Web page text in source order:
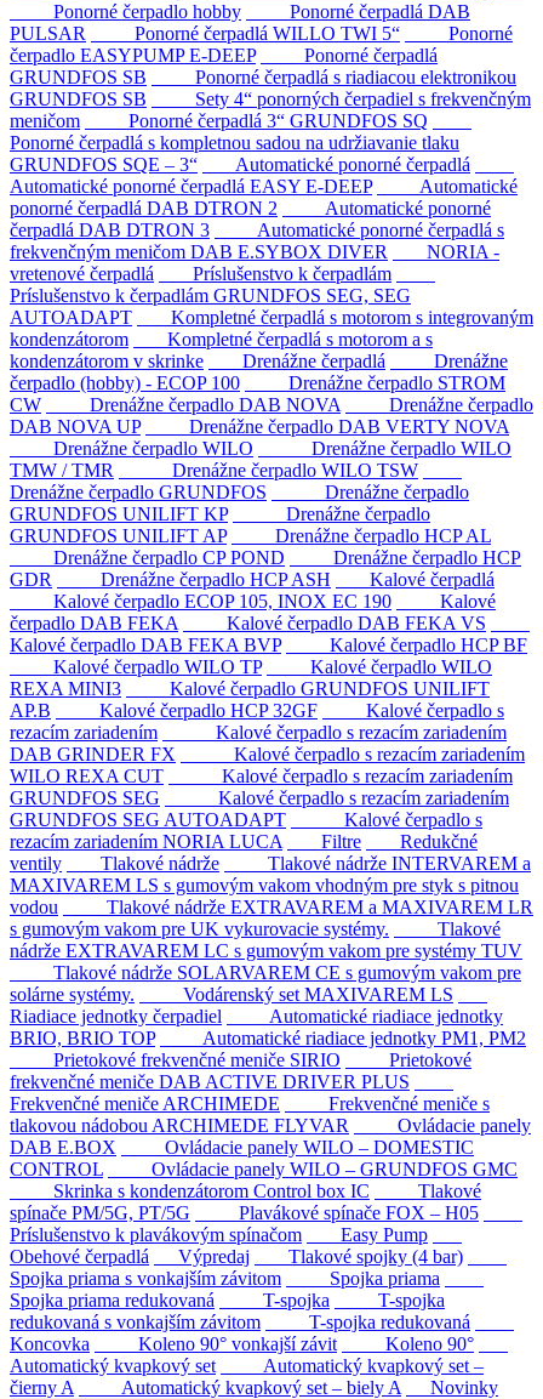
Ponorné čerpadlo hobby
Ponorné čerpadlá DAB
PULSAR
Ponorné čerpadlá WILLO TWI 5“
Ponorné
čerpadlo EASYPUMP E-DEEP
Ponorné čerpadlá
GRUNDFOS SB
Ponorné čerpadlá s riadiacou elektronikou
GRUNDFOS SB
Sety 4“ ponorných čerpadiel s frekvenčným
meničom
Ponorné čerpadlá 3“ GRUNDFOS SQ
Ponorné čerpadlá s kompletnou sadou na udržiavanie tlaku
GRUNDFOS SQE – 3“
Automatické ponorné čerpadlá
Automatické ponorné čerpadlá EASY E-DEEP
Automatické
ponorné čerpadlá DAB DTRON 2
Automatické ponorné
čerpadlá DAB DTRON 3
Automatické ponorné čerpadlá s
frekvenčným meničom DAB E.SYBOX DIVER
NORIA -
vretenové čerpadlá
Príslušenstvo k čerpadlám
Príslušenstvo k čerpadlám GRUNDFOS SEG, SEG
AUTOADAPT
Kompletné čerpadlá s motorom s integrovaným
kondenzátorom
Kompletné čerpadlá s motorom a s
kondenzátorom v skrinke
Drenážne čerpadlá
Drenážne
čerpadlo (hobby) - ECOP 100
Drenážne čerpadlo STROM
CW
Drenážne čerpadlo DAB NOVA
Drenážne čerpadlo
DAB NOVA UP
Drenážne čerpadlo DAB VERTY NOVA
Drenážne čerpadlo WILO
Drenážne čerpadlo WILO
TMW / TMR
Drenážne čerpadlo WILO TSW
Drenážne čerpadlo GRUNDFOS
Drenážne čerpadlo
GRUNDFOS UNILIFT KP
Drenážne čerpadlo
GRUNDFOS UNILIFT AP
Drenážne čerpadlo HCP AL
Drenážne čerpadlo CP POND
Drenážne čerpadlo HCP
GDR
Drenážne čerpadlo HCP ASH
Kalové čerpadlá
Kalové čerpadlo ECOP 105, INOX EC 190
Kalové
čerpadlo DAB FEKA
Kalové čerpadlo DAB FEKA VS
Kalové čerpadlo DAB FEKA BVP
Kalové čerpadlo HCP BF
Kalové čerpadlo WILO TP
Kalové čerpadlo WILO
REXA MINI3
Kalové čerpadlo GRUNDFOS UNILIFT
AP.B
Kalové čerpadlo HCP 32GF
Kalové čerpadlo s
rezacím zariadením
Kalové čerpadlo s rezacím zariadením
DAB GRINDER FX
Kalové čerpadlo s rezacím zariadením
WILO REXA CUT
Kalové čerpadlo s rezacím zariadením
GRUNDFOS SEG
Kalové čerpadlo s rezacím zariadením
GRUNDFOS SEG AUTOADAPT
Kalové čerpadlo s
rezacím zariadením NORIA LUCA
Filtre
Redukčné
ventily
Tlakové nádrže
Tlakové nádrže INTERVAREM a
MAXIVAREM LS s gumovým vakom vhodným pre styk s pitnou
vodou
Tlakové nádrže EXTRAVAREM a MAXIVAREM LR
s gumovým vakom pre UK vykurovacie systémy.
Tlakové
nádrže EXTRAVAREM LC s gumovým vakom pre systémy TUV
Tlakové nádrže SOLARVAREM CE s gumovým vakom pre
solárne systémy.
Vodárenský set MAXIVAREM LS
Riadiace jednotky čerpadiel
Automatické riadiace jednotky
BRIO, BRIO TOP
Automatické riadiace jednotky PM1, PM2
Prietokové frekvenčné meniče SIRIO
Prietokové
frekvenčné meniče DAB ACTIVE DRIVER PLUS
Frekvenčné meniče ARCHIMEDE
Frekvenčné meniče s
tlakovou nádobou ARCHIMEDE FLYVAR
Ovládacie panely
DAB E.BOX
Ovládacie panely WILO – DOMESTIC
CONTROL
Ovládacie panely WILO – GRUNDFOS GMC
Skrinka s kondenzátorom Control box IC
Tlakové
spínače PM/5G, PT/5G
Plavákové spínače FOX – H05
Príslušenstvo k plavákovým spínačom
Easy Pump
Obehové čerpadlá
Výpredaj
Tlakové spojky (4 bar)
Spojka priama s vonkajším závitom
Spojka priama
Spojka priama redukovaná
T-spojka
T-spojka
redukovaná s vonkajším závitom
T-spojka redukovaná
Koncovka
Koleno 90° vonkajší závit
Koleno 90°
Automatický kvapkový set
Automatický kvapkový set –
čierny A
Automatický kvapkový set – biely A Novinky